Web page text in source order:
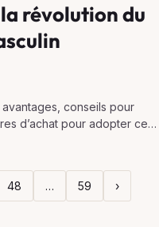
révolution du
conseils pour
d’achat pour adopter ce
48 … 59 ›